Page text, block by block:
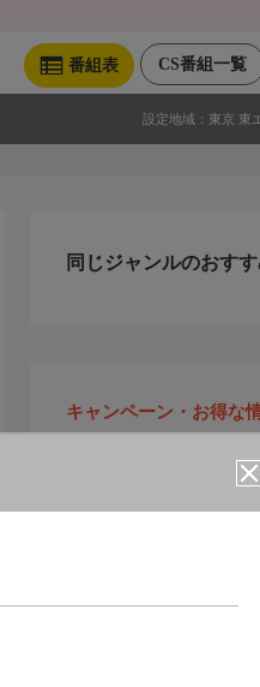
CS番組一覧
番組表
設定地域： 東京 東
同じジャンルのおすす
キャンペーン・お得な